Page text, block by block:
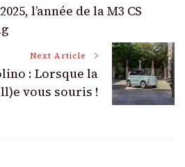
l’année de la M3 CS
Next Article
: Lorsque la
vous souris !